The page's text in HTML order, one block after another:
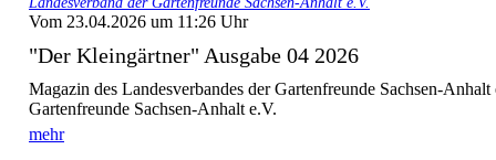
Vom 23.04.2026 um 11:26 Uhr
"Der Kleingärtner" Ausgabe 04 2026
Magazin des Landesverbandes der Gartenfreunde Sachsen-
Gartenfreunde Sachsen-Anhalt e.V.
mehr